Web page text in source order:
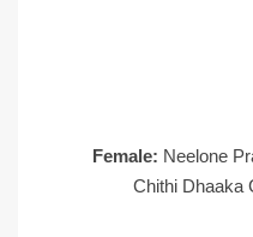
Female: Neelone
Chithi Dhaaka